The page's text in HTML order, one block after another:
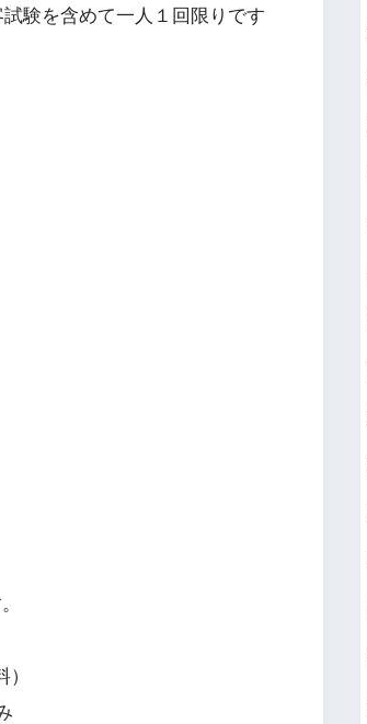
験を含めて一人１回限りです